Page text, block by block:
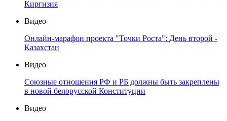
Киргизия
Видео
Онлайн-марафон проекта "Точки Роста": День второй -
Казахстан
Видео
Союзные отношения РФ и РБ должны быть закреплены
в новой белорусской Конституции
Видео